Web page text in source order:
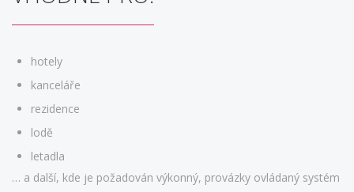
hotely
kanceláře
rezidence
lodě
letadla
… a další, kde je požadován výkonný, provázky ovládaný systém